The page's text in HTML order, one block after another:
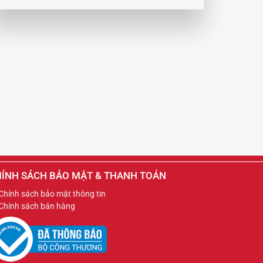
SÁCH BẢO MẬT & THANH TOÁN
sách bảo mật thông tin
sách bán hàng